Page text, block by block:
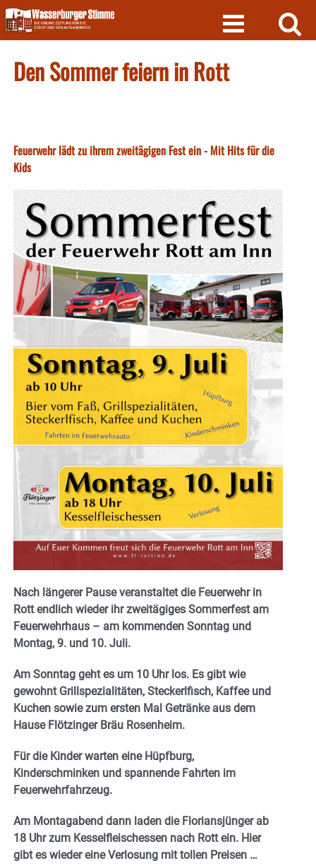
Skip
to
content
Den Sommer feiern in Rott
Feuerwehr lädt zu ihrem zweitägigen Fest ein - Mit Hits für die
Kids
Nach längerer Pause veranstaltet die Feuerwehr in
Rott endlich wieder ihr zweitägiges Sommerfest am
Feuerwehrhaus – am kommenden Sonntag und
Montag, 9. und 10. Juli.
Am Sonntag geht es um 10 Uhr los. Es gibt wie
gewohnt Grillspezialitäten, Steckerlfisch, Kaffee und
Kuchen sowie zum ersten Mal Getränke aus dem
Hause Flötzinger Bräu Rosenheim.
Für die Kinder warten eine Hüpfburg,
Kinderschminken und spannende Fahrten im
Feuerwehrfahrzeug.
Am Montagabend dann laden die Floriansjünger ab
18 Uhr zum Kesselfleischessen nach Rott ein. Hier
gibt es wieder eine Verlosung mit tollen Preisen …